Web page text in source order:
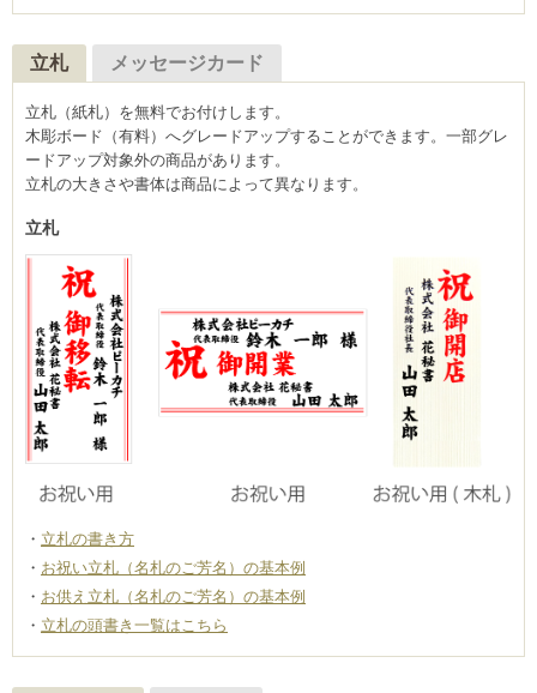
立札 メッセージカード
立札（紙札）を無料でお付けします。
木彫ボード（有料）へグレードアップすることができます。一部グレ
ードアップ対象外の商品があります。
立札の大きさや書体は商品によって異なります。
立札
立札の書き方
お祝い立札（名札のご芳名）の基本例
お供え立札（名札のご芳名）の基本例
立札の頭書き一覧はこちら